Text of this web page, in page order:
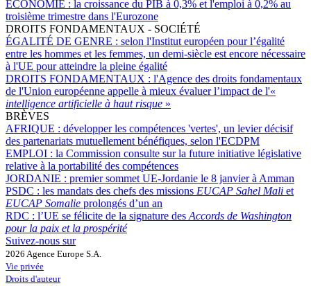
ÉCONOMIE : la croissance du PIB à 0,3% et l'emploi à 0,2% au
troisième trimestre dans l'Eurozone
DROITS FONDAMENTAUX - SOCIÉTÉ
ÉGALITÉ DE GENRE : selon l'Institut européen pour l’égalité
entre les hommes et les femmes, un demi-siècle est encore nécessaire
à l'UE pour atteindre la pleine égalité
DROITS FONDAMENTAUX : l'Agence des droits fondamentaux
de l'Union européenne appelle à mieux évaluer l’impact de l'«
intelligence artificielle à haut risque »
BRÈVES
AFRIQUE : développer les compétences 'vertes', un levier décisif
des partenariats mutuellement bénéfiques, selon l'ECDPM
EMPLOI : la Commission consulte sur la future initiative législative
relative à la portabilité des compétences
JORDANIE : premier sommet UE-Jordanie le 8 janvier à Amman
PSDC : les mandats des chefs des missions EUCAP Sahel Mali et
EUCAP Somalie prolongés d’un an
RDC : l’UE se félicite de la signature des Accords de Washington
pour la paix et la prospérité
Suivez-nous sur
2026 Agence Europe S.A.
Vie privée
Droits d'auteur